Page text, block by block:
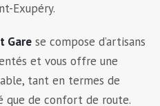
Exupéry.
Gare se compose d’artisans
et vous offre une
tant en termes de
que de confort de route.